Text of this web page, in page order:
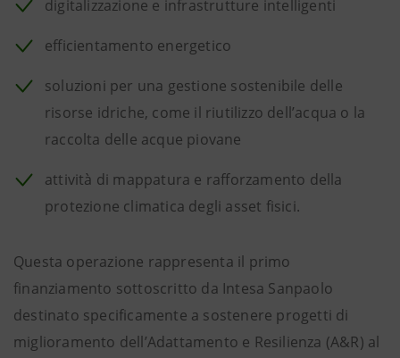
digitalizzazione e infrastrutture intelligenti
efficientamento energetico
soluzioni per una gestione sostenibile delle
risorse idriche, come il riutilizzo dell’acqua o la
raccolta delle acque piovane
attività di mappatura e rafforzamento della
protezione climatica degli asset fisici.
Questa operazione rappresenta il primo
finanziamento sottoscritto da Intesa Sanpaolo
destinato specificamente a sostenere progetti di
miglioramento dell’Adattamento e Resilienza (A&R) al